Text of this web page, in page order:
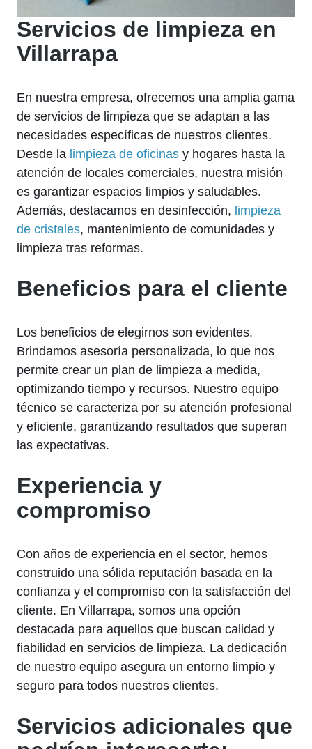
Servicios de limpieza en
Villarrapa
En nuestra empresa, ofrecemos una amplia gama
de servicios de limpieza que se adaptan a las
necesidades específicas de nuestros clientes.
Desde la limpieza de oficinas y hogares hasta la
atención de locales comerciales, nuestra misión
es garantizar espacios limpios y saludables.
Además, destacamos en desinfección, limpieza
de cristales, mantenimiento de comunidades y
limpieza tras reformas.
Beneficios para el cliente
Los beneficios de elegirnos son evidentes.
Brindamos asesoría personalizada, lo que nos
permite crear un plan de limpieza a medida,
optimizando tiempo y recursos. Nuestro equipo
técnico se caracteriza por su atención profesional
y eficiente, garantizando resultados que superan
las expectativas.
Experiencia y
compromiso
Con años de experiencia en el sector, hemos
construido una sólida reputación basada en la
confianza y el compromiso con la satisfacción del
cliente. En Villarrapa, somos una opción
destacada para aquellos que buscan calidad y
fiabilidad en servicios de limpieza. La dedicación
de nuestro equipo asegura un entorno limpio y
seguro para todos nuestros clientes.
Servicios adicionales que